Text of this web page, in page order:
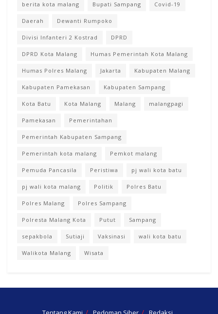
berita kota malang Bupati Sampang Covid-19
Daerah Dewanti Rumpoko
Divisi Infanteri 2 Kostrad DPRD
DPRD Kota Malang Humas Pemerintah Kota Malang
Humas Polres Malang Jakarta Kabupaten Malang
Kabupaten Pamekasan Kabupaten Sampang
Kota Batu Kota Malang Malang malangpagi
Pamekasan Pemerintahan
Pemerintah Kabupaten Sampang
Pemerintah kota malang Pemkot malang
Pemuda Pancasila Peristiwa pj wali kota batu
pj wali kota malang Politik Polres Batu
Polres Malang Polres Sampang
Polresta Malang Kota Putut Sampang
sepakbola Sutiaji Vaksinasi wali kota batu
Walikota Malang Wisata